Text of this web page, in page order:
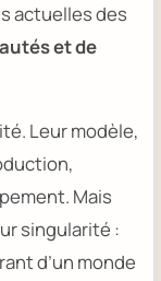
actuelles des
et de
Leur modèle,
Mais
singularité :
d’un monde